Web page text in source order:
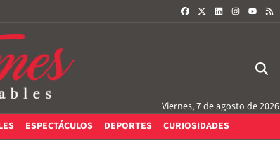
FACEBOOKLINKEDININSTAGRAM
Viernes, 7 de agosto de 2026
ESPECTÁCULOS DEPORTES CURIOSIDADES